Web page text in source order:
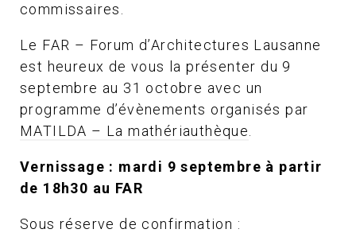
commissaires.
Le FAR – Forum d’Architectures Lausanne
est heureux de vous la présenter du 9
septembre au 31 octobre avec un
programme d’évènements organisés par
MATILDA – La mathériauthèque
Vernissage : mardi 9 septembre à partir
de 18h30 au FAR
Sous réserve de confirmation :